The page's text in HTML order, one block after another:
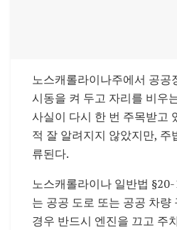
노스캐롤라이나주에서 공공
시동을 켜 두고 자리를 비우
사실이 다시 한 번 주목받고
적 잘 알려지지 않았지만, 주
류된다.
노스캐롤라이나 일반법
는 공공 도로 또는 공공 차량
경우 반드시 엔진을 끄고 주